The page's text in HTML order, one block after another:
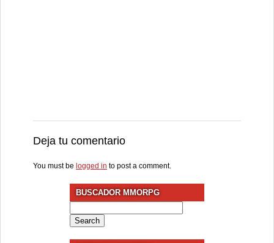
Deja tu comentario
You must be logged in to post a comment.
BUSCADOR MMORPG
for: